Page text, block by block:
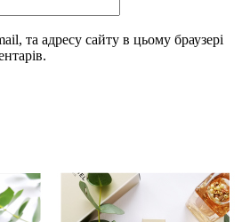
та адресу сайту в цьому браузері